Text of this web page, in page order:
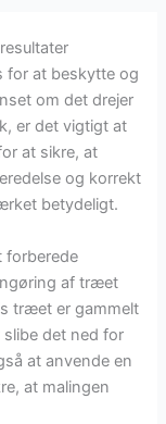
for at beskytte og
om det drejer
er det vigtigt at
at sikre, at
og korrekt
betydeligt.
forberede
af træet
træet er gammelt
det ned for
at anvende en
at malingen